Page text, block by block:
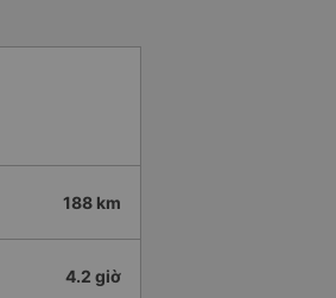
188 km
4.2 giờ